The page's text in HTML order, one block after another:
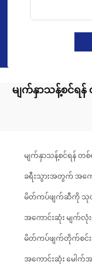
မျက်နှာသန့်စင်ရန်
မျက်နှာသန့်စင်ရန် တစ်ရံ
ခရီးသွားအတွက် အကေ
မိတ်ကပ်ဖျက်ဆီကို သုတ်ပ
အကောင်းဆုံး မျက်လုံ
မိတ်ကပ်ဖျက်တိုက်စင်းသ
အကောင်းဆုံး မေါက်အ